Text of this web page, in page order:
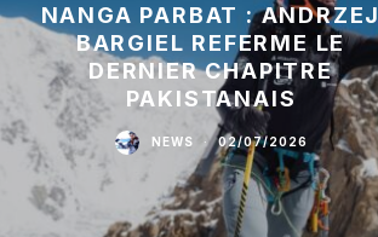
NANGA PARBAT : ANDRZEJ
BARGIEL REFERME LE
DERNIER CHAPITRE
PAKISTANAIS
NEWS · 02/07/2026